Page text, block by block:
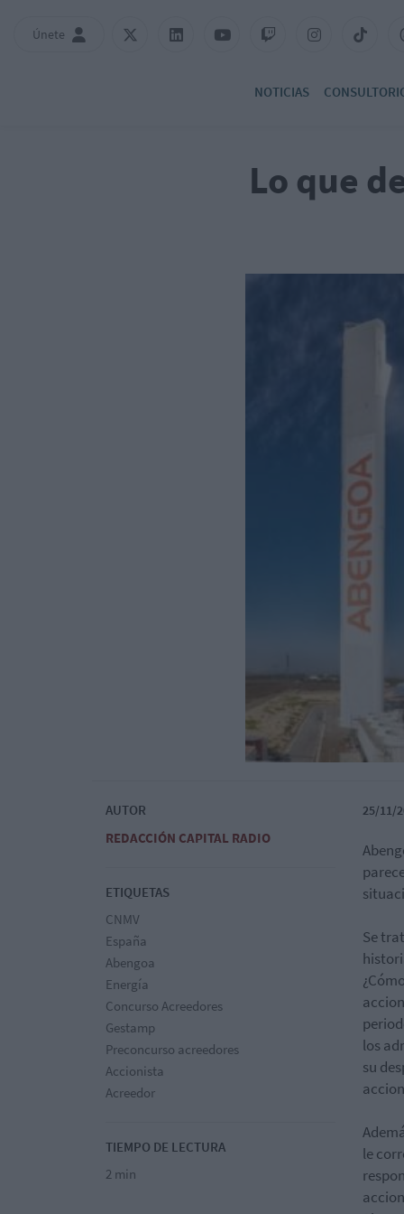
Únete
NOTICIAS
Lo que
AUTOR
REDACCIÓN CAPITAL RADIO
ETIQUETAS
CNMV
España
Abengoa
Energía
Concurso Acreedores
Gestamp
Preconcurso acreedores
Accionista
Acreedor
TIEMPO DE LECTURA
2 min
25/11/
Se
los
su
le